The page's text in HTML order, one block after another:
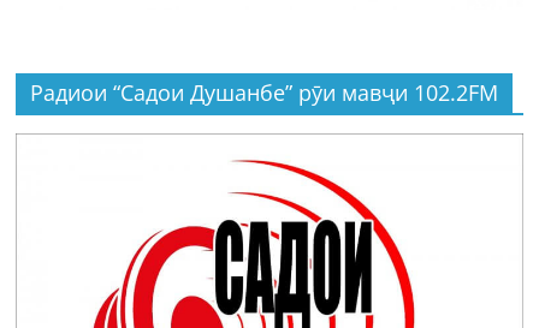
Радиои “Садои Душанбе” рӯи мавҷи 102.2FM